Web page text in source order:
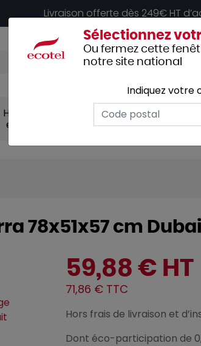
Livraison offerte dès 249€ HT
Hygiène et
entretien
Vêtements
professionnels
78x51x57 cm
59,88 € HT
71,86 € TTC
Hors frais de livraison et
Dont éco-participation de
Sélectionnez
Ou fermez cette
notre site national
Indiquez votre